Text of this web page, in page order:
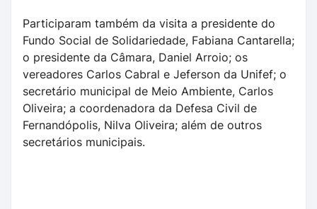
Participaram também da visita a presidente do
Fundo Social de Solidariedade, Fabiana Cantarella;
o presidente da Câmara, Daniel Arroio; os
vereadores Carlos Cabral e Jeferson da Unifef; o
secretário municipal de Meio Ambiente, Carlos
Oliveira; a coordenadora da Defesa Civil de
Fernandópolis, Nilva Oliveira; além de outros
secretários municipais.